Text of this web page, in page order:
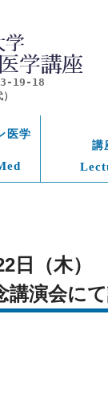
3-19-18
医学
講
日（木）
講演会に